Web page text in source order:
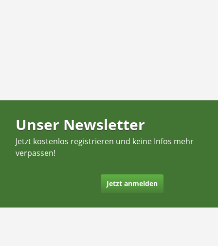
Unser Newsletter
Jetzt kostenlos registrieren und keine Infos mehr
verpassen!
Jetzt anmelden